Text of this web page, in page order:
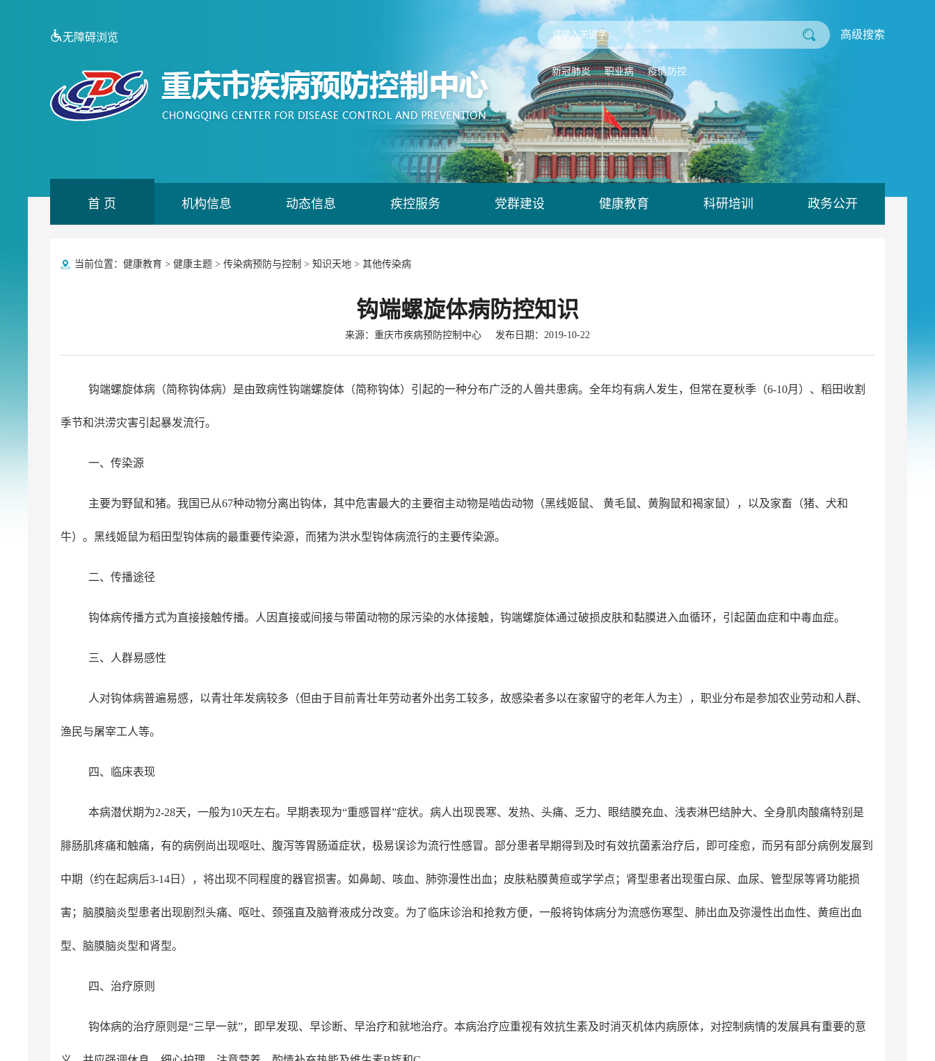
无障碍浏览 高级搜索
新冠肺炎 职业病 疫情防控
首 页 机构信息 动态信息 疾控服务 党群建设 健康教育 科研培训 政务公开
当前位置： 健康教育> 健康主题> 传染病预防与控制 > 知识天地> 其他传染病
钩端螺旋体病防控知识
来源：重庆市疾病预防控制中心 发布日期：2019-10-22
钩端螺旋体病（简称钩体病）是由致病性钩端螺旋体（简称钩体）引起的一种分布广泛的人兽共患病。全年均有病人发生，但常在夏秋季（6-10月）、稻田收割
季节和洪涝灾害引起暴发流行。
一、传染源
主要为野鼠和猪。我国已从67种动物分离出钩体，其中危害最大的主要宿主动物是啮齿动物（黑线姬鼠、 黄毛鼠、黄胸鼠和褐家鼠），以及家畜（猪、犬和
牛）。黑线姬鼠为稻田型钩体病的最重要传染源，而猪为洪水型钩体病流行的主要传染源。
二、传播途径
钩体病传播方式为直接接触传播。人因直接或间接与带菌动物的尿污染的水体接触，钩端螺旋体通过破损皮肤和黏膜进入血循环，引起菌血症和中毒血症。
三、人群易感性
人对钩体病普遍易感，以青壮年发病较多（但由于目前青壮年劳动者外出务工较多，故感染者多以在家留守的老年人为主），职业分布是参加农业劳动和人群、
渔民与屠宰工人等。
四、临床表现
本病潜伏期为2-28天，一般为10天左右。早期表现为“重感冒样”症状。病人出现畏寒、发热、头痛、乏力、眼结膜充血、浅表淋巴结肿大、全身肌肉酸痛特别是
腓肠肌疼痛和触痛，有的病例尚出现呕吐、腹泻等胃肠道症状，极易误诊为流行性感冒。部分患者早期得到及时有效抗菌素治疗后，即可痊愈，而另有部分病例发展到
中期（约在起病后3-14日），将出现不同程度的器官损害。如鼻衂、咳血、肺弥漫性出血；皮肤粘膜黄疸或学学点；肾型患者出现蛋白尿、血尿、管型尿等肾功能损
害；脑膜脑炎型患者出现剧烈头痛、呕吐、颈强直及脑脊液成分改变。为了临床诊治和抢救方便，一般将钩体病分为流感伤寒型、肺出血及弥漫性出血性、黄疸出血
型、脑膜脑炎型和肾型。
四、治疗原则
钩体病的治疗原则是“三早一就”，即早发现、早诊断、早治疗和就地治疗。本病治疗应重视有效抗生素及时消灭机体内病原体，对控制病情的发展具有重要的意